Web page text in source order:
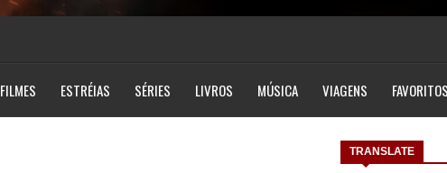
FILMES ESTRÉIAS SÉRIES LIVROS MÚSICA VIAGENS FAVORITOS
TRANSLATE